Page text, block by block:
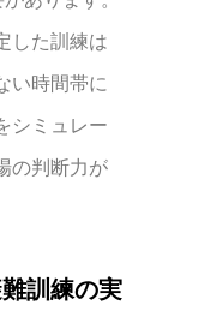
した訓練は
い時間帯に
シミュレー
の判断力が
訓練の実